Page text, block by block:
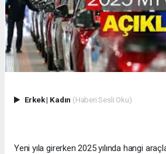
Erkek| Kadın (Haberi Sesli Oku)
Yeni yıla girerken 2025 yılında hangi